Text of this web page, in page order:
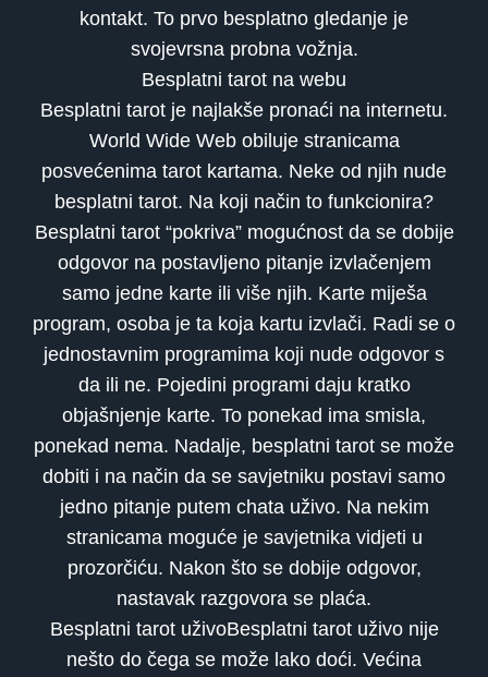
kontakt. To prvo besplatno gledanje je
svojevrsna probna vožnja.
Besplatni tarot na webu
Besplatni tarot je najlakše pronaći na internetu.
World Wide Web obiluje stranicama
posvećenima tarot kartama. Neke od njih nude
besplatni tarot. Na koji način to funkcionira?
Besplatni tarot “pokriva” mogućnost da se dobije
odgovor na postavljeno pitanje izvlačenjem
samo jedne karte ili više njih. Karte miješa
program, osoba je ta koja kartu izvlači. Radi se o
jednostavnim programima koji nude odgovor s
da ili ne. Pojedini programi daju kratko
objašnjenje karte. To ponekad ima smisla,
ponekad nema. Nadalje, besplatni tarot se može
dobiti i na način da se savjetniku postavi samo
jedno pitanje putem chata uživo. Na nekim
stranicama moguće je savjetnika vidjeti u
prozorčiću. Nakon što se dobije odgovor,
nastavak razgovora se plaća.
Besplatni tarot uživoBesplatni tarot uživo nije
nešto do čega se može lako doći. Većina